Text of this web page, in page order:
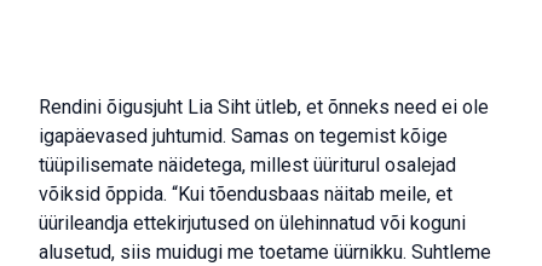
Rendini õigusjuht Lia Siht ütleb, et õnneks need ei ole
igapäevased juhtumid. Samas on tegemist kõige
tüüpilisemate näidetega, millest üüriturul osalejad
võiksid õppida. “Kui tõendusbaas näitab meile, et
üürileandja ettekirjutused on ülehinnatud või koguni
alusetud, siis muidugi me toetame üürnikku. Suhtleme